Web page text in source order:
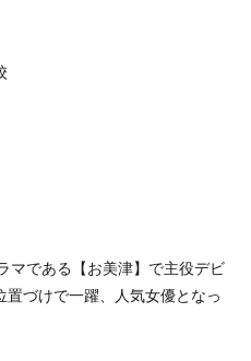
マである【お美津】で主役デビ
置づけで一躍、人気女優となっ